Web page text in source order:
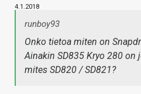
4.1.2018
runboy93
Onko tietoa miten on
Ainakin SD835 Kryo 280
mites SD820 / SD821?